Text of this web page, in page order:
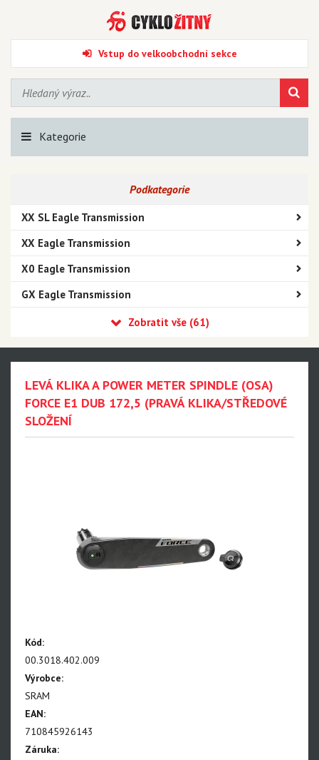
Vstup do velkoobchodní sekce
Kategorie
Podkategorie
XX SL Eagle Transmission
XX Eagle Transmission
X0 Eagle Transmission
GX Eagle Transmission
Eagle 90 Transmission
Eagle 70 Transmission
Eagle S500 - NEW!!!
Eagle S200 - NEW!!!
GX Eagle AXS
NX Eagle
SX Eagle
X01DH
GX
GX DH
LEVÁ KLIKA A POWER METER SPINDLE (OSA)
FORCE E1 DUB 172,5 (PRAVÁ KLIKA/STŘEDOVÉ
SLOŽENÍ
Kód:
00.3018.402.009
Výrobce:
SRAM
EAN:
710845926143
Záruka: